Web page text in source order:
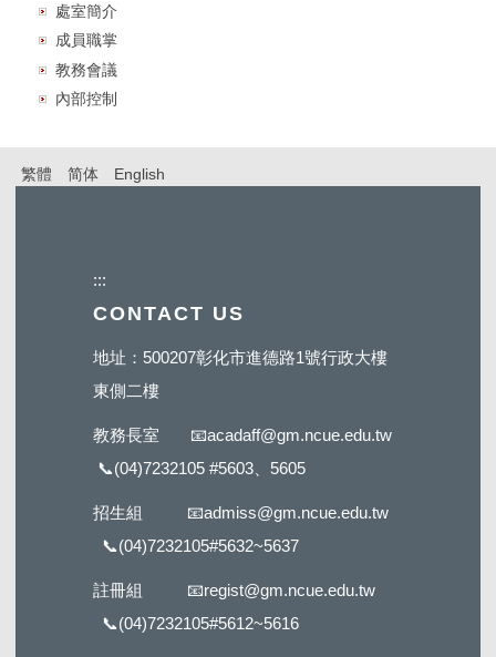
處室簡介
成員職掌
教務會議
內部控制
繁體 简体 English
:::
CONTACT US
地址：500207彰化市進德路1號行政大樓
東側二樓
教務長室 📧acadaff@gm.ncue.edu.tw
📞(04)7232105 #5603 、5605
招生組 📧admiss@gm.ncue.edu.tw
📞(04)7232105#5632~5637
註冊組 📧regist@gm.ncue.edu.tw
📞(04)7232105#5612~5616